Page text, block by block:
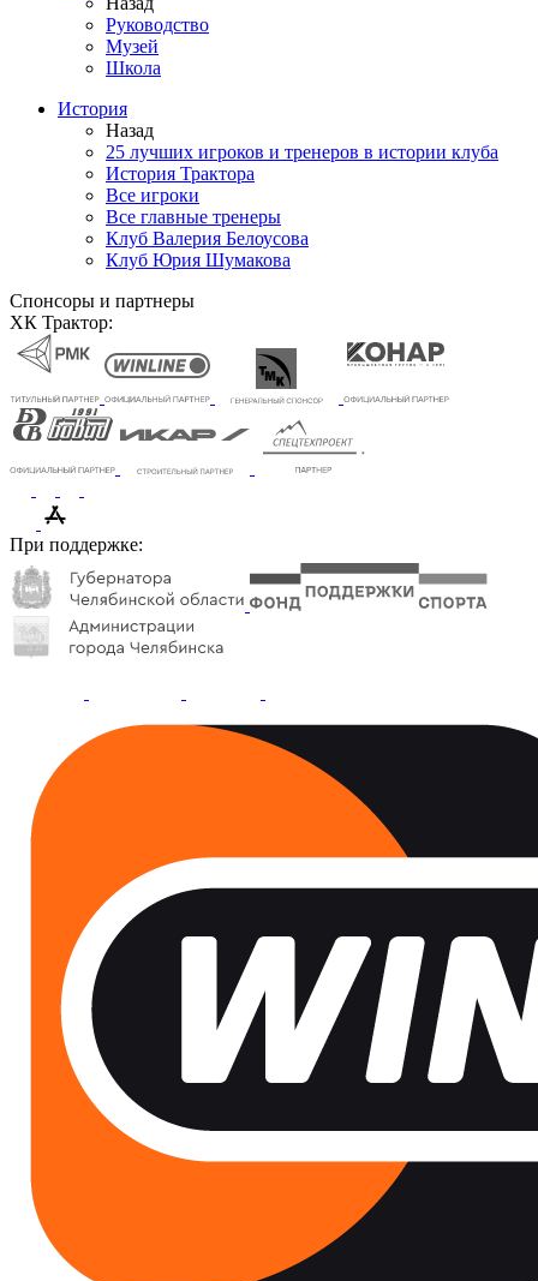
Руководство
Музей
Школа
История
Назад
25 лучших игроков и тренеров в истории клуба
История Трактора
Все игроки
Все главные тренеры
Клуб Валерия Белоусова
Клуб Юрия Шумакова
Спонсоры и партнеры
ХК Трактор:
При поддержке: